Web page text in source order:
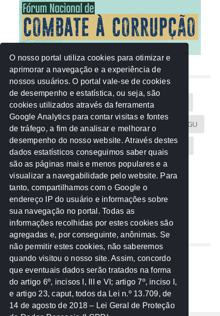
NUVEM DE TAGS
Acontece na Rede AGU AMM
Atricon Audicom CAU-MT CGU
CREA-MT Eventos MPC-MT MPE-MT
MPF Notícias PF PGE-MT PGR
Receita Federal Sem categoria
TCE-MT TCU TRE
REDE NOS ESTADOS
Mato Grosso do Sul
Paraná
Nacional
O nosso portal utiliza cookies para otimizar e
aprimorar a navegação e a experiência de
nossos usuários. O portal vale-se de cookies
de desempenho e estatística, ou seja, são
cookies utilizados através da ferramenta
Google Analytics para contar visitas e fontes
de tráfego, a fim de analisar e melhorar o
desempenho do nosso website. Através destes
dados estatísticos conseguimos saber quais
são as páginas mais e menos populares e a
visualizar a navegabilidade pelo website. Para
tanto, compartilhamos com o Google o
endereço IP do usuário e informações sobre
sua navegação no portal. Todas as
informações recolhidas por estes cookies são
agregadas e, por conseguinte, anônimas. Se
não permitir estes cookies, não saberemos
quando visitou o nosso site. Assim, concordo
que eventuais dados serão tratados na forma
do artigo 6º, incisos I, III e VI; artigo 7º, inciso I,
e artigo 23, caput, todos da Lei n.º 13.709, de
14 de agosto de 2018 – Lei Geral de Proteção